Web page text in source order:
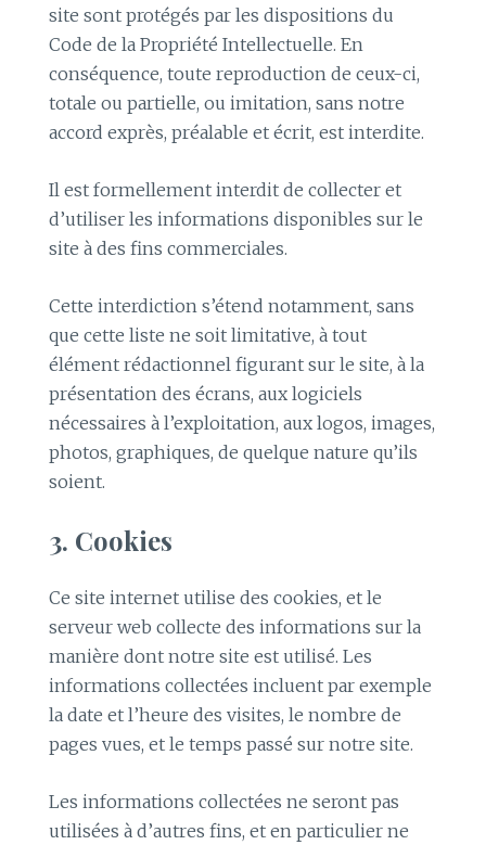
site sont protégés par les dispositions du
Code de la Propriété Intellectuelle. En
conséquence, toute reproduction de ceux-ci,
totale ou partielle, ou imitation, sans notre
accord exprès, préalable et écrit, est interdite.
Il est formellement interdit de collecter et
d’utiliser les informations disponibles sur le
site à des fins commerciales.
Cette interdiction s’étend notamment, sans
que cette liste ne soit limitative, à tout
élément rédactionnel figurant sur le site, à la
présentation des écrans, aux logiciels
nécessaires à l’exploitation, aux logos, images,
photos, graphiques, de quelque nature qu’ils
soient.
3. Cookies
Ce site internet utilise des cookies, et le
serveur web collecte des informations sur la
manière dont notre site est utilisé. Les
informations collectées incluent par exemple
la date et l’heure des visites, le nombre de
pages vues, et le temps passé sur notre site.
Les informations collectées ne seront pas
utilisées à d’autres fins, et en particulier ne